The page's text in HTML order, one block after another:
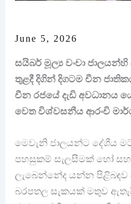
June 5, 2026
සයිබර් මූල්‍ය වංචා
තුළදී දිගින් දිගටම චීන
චීන රජයේ දැඩි අවධානය
වෙත විශ්වසනීය ආරංචි
මෙවැනි ජාලයන්ට දේශීය
පහසුකම් සැලසීමක් හෝ
ලැබෙන්නේද යන්න
බරපතල සැකයක් මතුව